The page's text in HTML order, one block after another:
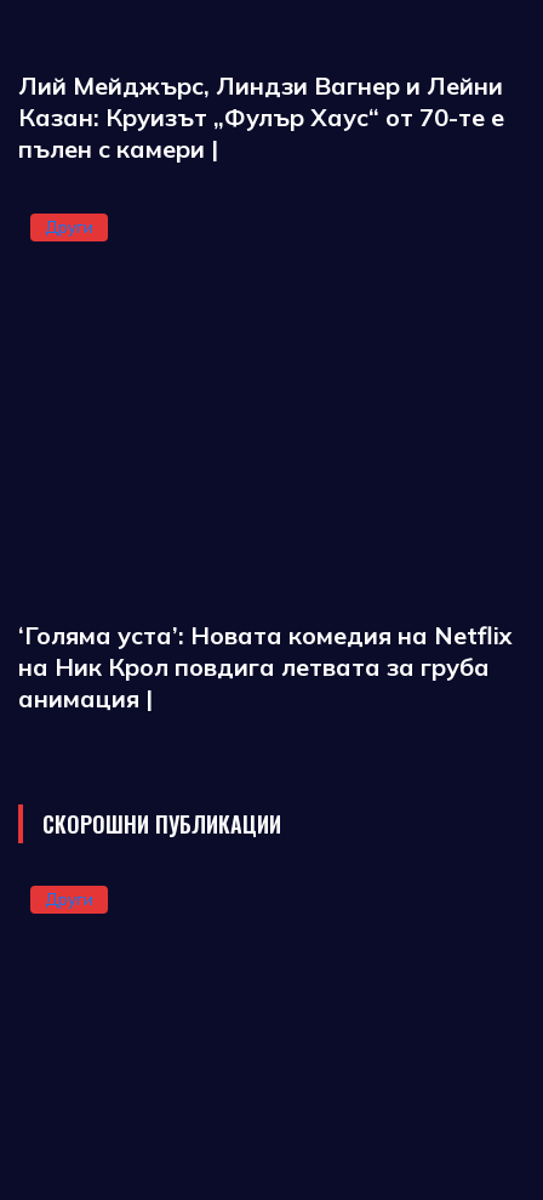
Лий Мейджърс, Линдзи Вагнер и Лейни
Казан: Круизът „Фулър Хаус“ от 70-те е
пълен с камери |
Други
‘Голяма уста’: Новата комедия на Netflix
на Ник Крол повдига летвата за груба
анимация |
СКОРОШНИ ПУБЛИКАЦИИ
Други